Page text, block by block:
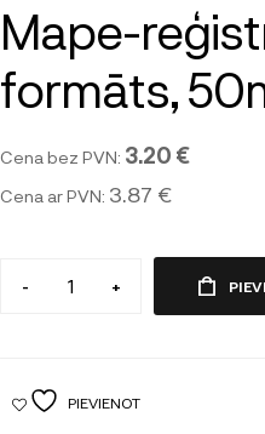
Mape-
formāts,
Cena bez PVN: 3.20 €
Cena ar PVN: 3.87 €
- +
PIEVIENOT